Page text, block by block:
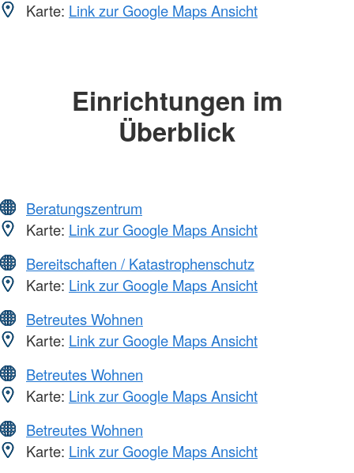
Karte: Link zur Google Maps Ansicht
Einrichtungen im
Überblick
Beratungszentrum
Karte: Link zur Google Maps Ansicht
Bereitschaften / Katastrophenschutz
Karte: Link zur Google Maps Ansicht
Betreutes Wohnen
Karte: Link zur Google Maps Ansicht
Betreutes Wohnen
Karte: Link zur Google Maps Ansicht
Betreutes Wohnen
Karte: Link zur Google Maps Ansicht